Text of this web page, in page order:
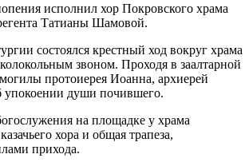
исполнил хор Покровского храма
Татианы Шамовой.
состоялся крестный ход вокруг храма
звоном. Проходя в заалтарной
протоиерея Иоанна, архиерей
упокоении души почившего.
на площадке у храма
хора и общая трапеза,
прихода.